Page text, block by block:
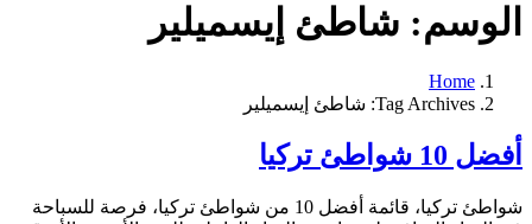
الوسم: شاطئ إيسميلير
Home
Tag Archives: شاطئ إيسميلير
أفضل 10 شواطئ تركيا
شواطئ تركيا، قائمة أفضل 10 من شواطئ تركيا، فرصة للسباحة